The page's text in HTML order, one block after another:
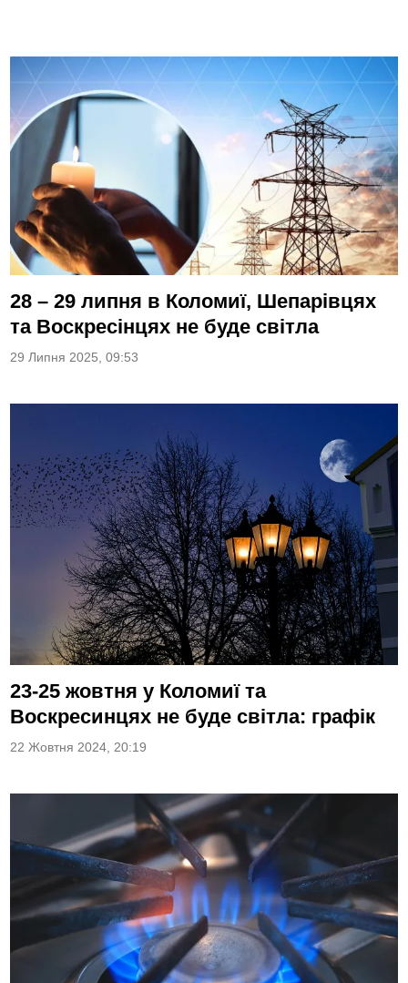
28 – 29 липня в Коломиї, Шепарівцях
та Воскресінцях не буде світла
29 Липня 2025, 09:53
23-25 жовтня у Коломиї та
Воскресинцях не буде світла: графік
22 Жовтня 2024, 20:19